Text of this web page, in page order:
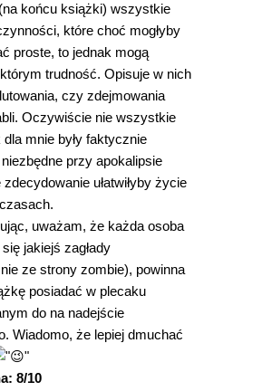
końcu książki) wszystkie
które choć mogłyby
proste, to jednak mogą
trudność. Opisuje w nich
czy zdejmowania
Oczywiście nie wszystkie
mnie były faktycznie
przy apokalipsie
ułatwiłyby życie
uważam, że każda osoba
jakiejś zagłady
ze strony zombie), powinna
posiadać w plecaku
do na nadejście
Wiadomo, że lepiej dmuchać
8/10